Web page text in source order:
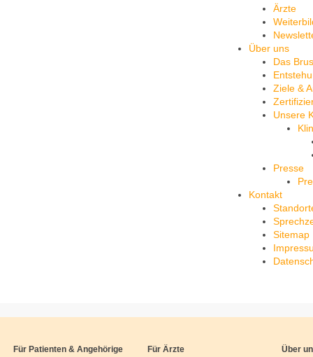
Ärzte
Über uns
Das
Ziele &
Unsere
Presse
Kontakt
Sitemap
Für Patienten & Angehörige Für Ärzte Über